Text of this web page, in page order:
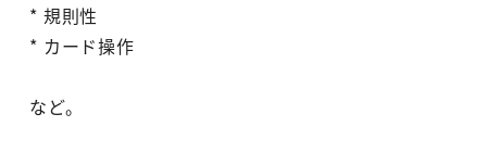
* 規則性
* カード操作
など。